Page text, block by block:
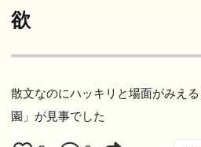
欲
散文なのにハッキリと場面がみえ
園」が見事でした